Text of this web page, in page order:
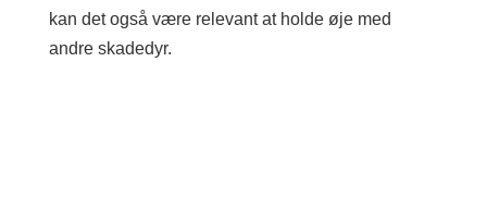
kan det også være relevant at holde øje med
andre skadedyr.